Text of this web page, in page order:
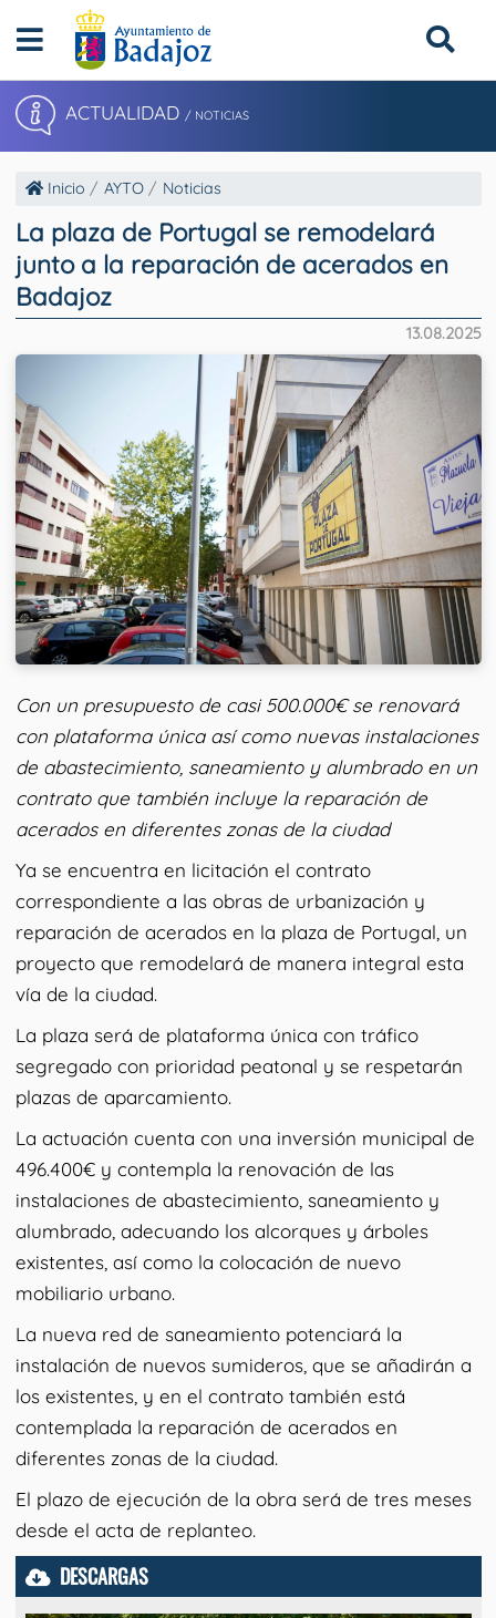
ACTUALIDAD / NOTICIAS
Inicio AYTO Noticias
La plaza de Portugal se remodelará
junto a la reparación de acerados en
Badajoz
13.08.2025
Con un presupuesto de casi 500.000€ se renovará
con plataforma única así como nuevas instalaciones
de abastecimiento, saneamiento y alumbrado en un
contrato que también incluye la reparación de
acerados en diferentes zonas de la ciudad
Ya se encuentra en licitación el contrato
correspondiente a las obras de urbanización y
reparación de acerados en la plaza de Portugal, un
proyecto que remodelará de manera integral esta
vía de la ciudad.
La plaza será de plataforma única con tráfico
segregado con prioridad peatonal y se respetarán
plazas de aparcamiento.
La actuación cuenta con una inversión municipal de
496.400€ y contempla la renovación de las
instalaciones de abastecimiento, saneamiento y
alumbrado, adecuando los alcorques y árboles
existentes, así como la colocación de nuevo
mobiliario urbano.
La nueva red de saneamiento potenciará la
instalación de nuevos sumideros, que se añadirán a
los existentes, y en el contrato también está
contemplada la reparación de acerados en
diferentes zonas de la ciudad.
El plazo de ejecución de la obra será de tres meses
desde el acta de replanteo.
DESCARGAS